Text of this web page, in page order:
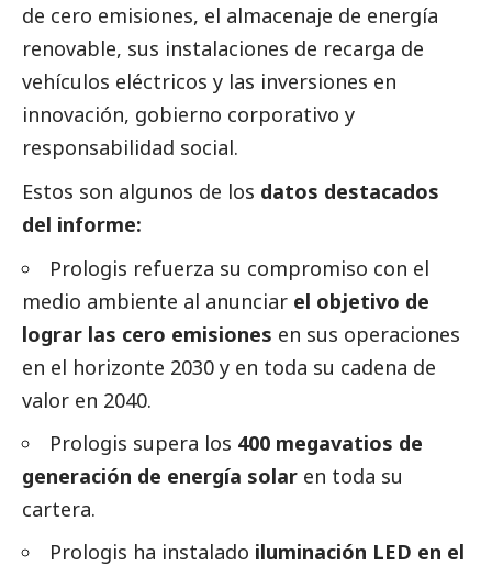
de cero emisiones, el almacenaje de energía
renovable, sus instalaciones de recarga de
vehículos eléctricos y las inversiones en
innovación, gobierno corporativo y
responsabilidad social.
Estos son algunos de los datos destacados
del informe:
Prologis refuerza su compromiso con el
medio ambiente al anunciar el objetivo de
lograr las cero emisiones en sus operaciones
en el horizonte 2030 y en toda su cadena de
valor en 2040.
Prologis supera los 400 megavatios de
generación de energía solar en toda su
cartera.
Prologis ha instalado iluminación LED en el